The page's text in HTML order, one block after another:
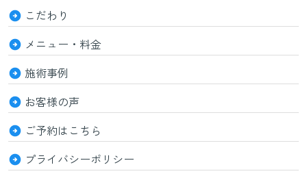
こだわり
メニュー・料金
施術事例
お客様の声
ご予約はこちら
プライバシーポリシー